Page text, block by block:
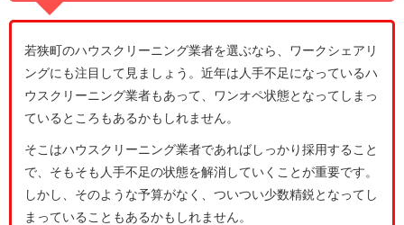
若狭町のハウスクリーニング業者を選ぶなら、ワークシェアリ
ングにも注目して見ましょう。近年は人手不足になっているハ
ウスクリーニング業者もあって、ワンオペ状態となってしまっ
ているところもあるかもしれません。
そこはハウスクリーニング業者であればしっかり採用すること
で、そもそも人手不足の状態を解消していくことが重要です。
しかし、そのような予算がなく、ついつい少数精鋭となってし
まっていることもあるかもしれません。